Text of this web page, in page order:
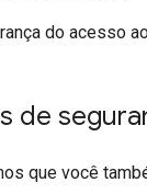
do acesso
de
que você